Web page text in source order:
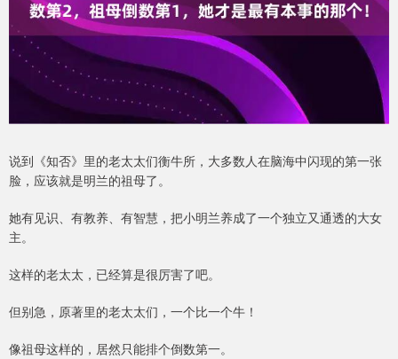
说到《知否》里的老太太们衡牛所，大多数人在脑海中闪现的第一张
脸，应该就是明兰的祖母了。
她有见识、有教养、有智慧，把小明兰养成了一个独立又通透的大女
主。
这样的老太太，已经算是很厉害了吧。
但别急，原著里的老太太们，一个比一个牛！
像祖母这样的，居然只能排个倒数第一。